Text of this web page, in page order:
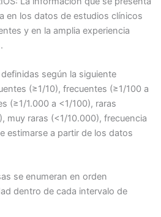
en los datos de estudios clínicos
y en la amplia experiencia
según la siguiente
(≥1/10), frecuentes (≥1/100 a
(≥1/1.000 a <1/100), raras
muy raras (<1/10.000), frecuencia
estimarse a partir de los datos
se enumeran en orden
dentro de cada intervalo de